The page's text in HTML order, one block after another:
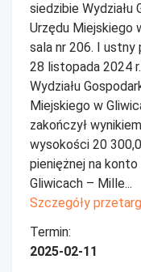
siedzibie Wydziału
Urzędu Miejskiego
sala nr 206. I ustny
28 listopada 2024
Wydziału
Miejskiego w
zakończył
wysokości 20
pieniężnej na
Gliwicach – Mille...
Szczegóły
Termin:
2025-02-11